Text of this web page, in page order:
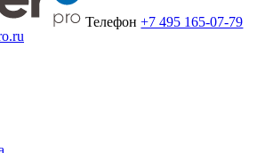
Телефон+7 495 165-07-79